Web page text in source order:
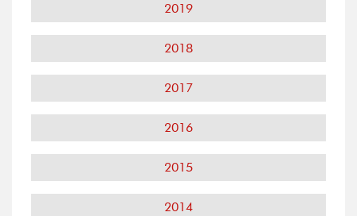
2019
2018
2017
2016
2015
2014